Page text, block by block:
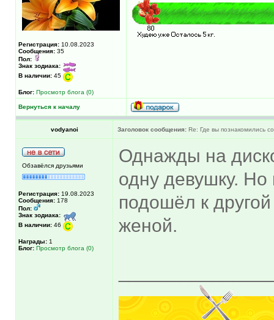
Регистрация: 10.08.2023
Сообщения: 35
Пол:
Знак зодиака:
В наличии: 45
Блог: Просмотр блога (0)
Вернуться к началу
vodyanoi Заголовок сообщения: Re: Где вы познакомились
Обзавёлся друзьями
Регистрация: 19.08.2023
Сообщения: 178
Пол:
Знак зодиака:
В наличии: 46
Награды: 1
Блог: Просмотр блога (0)
Однажды на
одну девушку. Но
подошёл к
женой.